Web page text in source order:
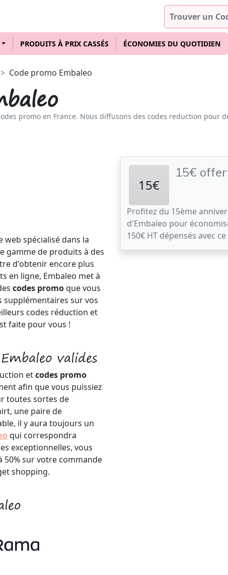
PRODUITS À PRIX CASSÉS ÉCONOMIES DU QUOTIDIEN
Code promo Embaleo
promo en France. Nous diffusons des codes reduction pour
web spécialisé dans la
gamme de produits à des
d'obtenir encore plus
en ligne, Embaleo met à
codes promoque vous
sur vos
codes réduction et
faite pour vous !
valides
etcodes promo
afin que vous puissiez
toutes sortes de
une paire de
il y aura toujours un
qui correspondra
exceptionnelles, vous
sur votre commande
shopping.
15€
15€
Profitez du 15ème
d'Embaleo pour
150€ HT dépensés avec